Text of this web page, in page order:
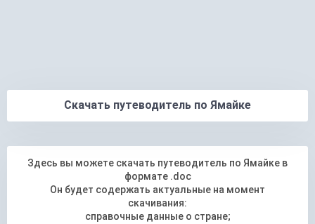
Скачать путеводитель по Ямайке
Здесь вы можете скачать путеводитель по Ямайке в
формате .doc
Он будет содержать актуальные на момент
скачивания:
справочные данные о стране;